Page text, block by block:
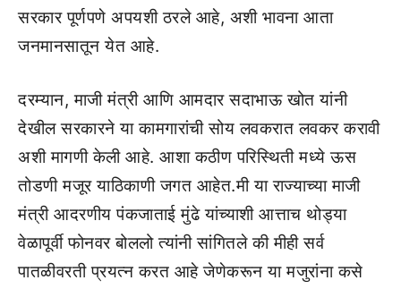
सरकार पूर्णपणे अपयशी ठरले आहे, अशी भावना आता
जनमानसातून येत आहे.
दरम्यान, माजी मंत्री आणि आमदार सदाभाऊ खोत यांनी
देखील सरकारने या कामगारांची सोय लवकरात लवकर करावी
अशी मागणी केली आहे. आशा कठीण परिस्थिती मध्ये ऊस
तोडणी मजूर याठिकाणी जगत आहेत.मी या राज्याच्या माजी
मंत्री आदरणीय पंकजाताई मुंढे यांच्याशी आत्ताच थोड्या
वेळापूर्वी फोनवर बोललो त्यांनी सांगितले की मीही सर्व
पातळीवरती प्रयत्न करत आहे जेणेकरून या मजुरांना कसे